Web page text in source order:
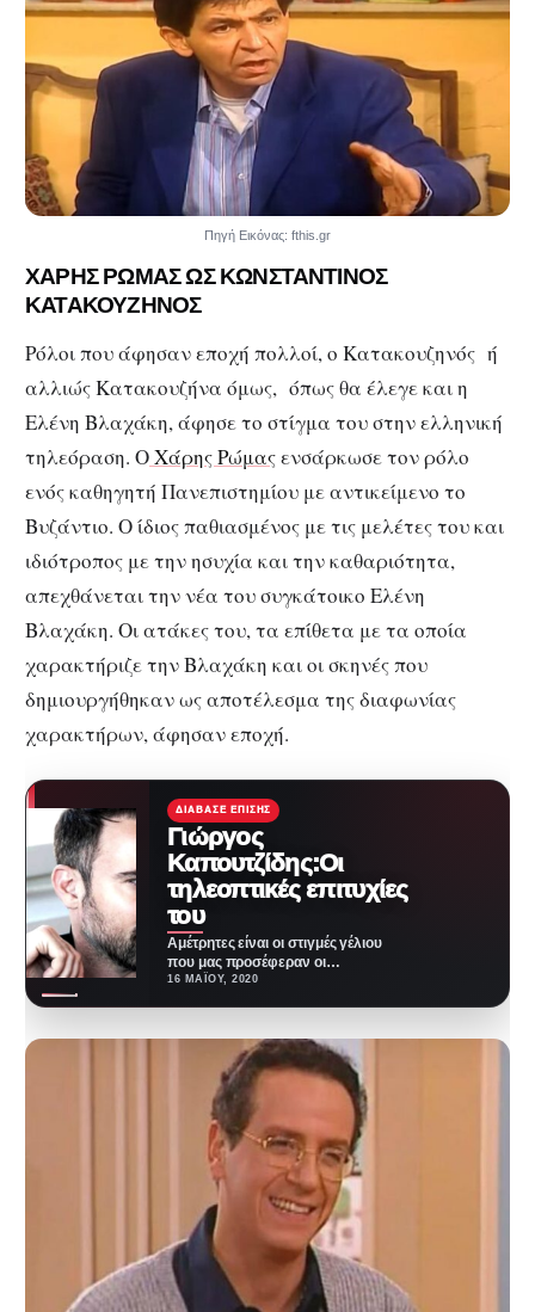
Πηγή Εικόνας: fthis.gr
ΧΑΡΗΣ ΡΩΜΑΣ ΩΣ ΚΩΝΣΤΑΝΤΙΝΟΣ
ΚΑΤΑΚΟΥΖΗΝΟΣ
Ρόλοι που άφησαν εποχή πολλοί, ο Κατακουζηνός ή
αλλιώς Κατακουζήνα όμως, όπως θα έλεγε και η
Ελένη Βλαχάκη, άφησε το στίγμα του στην ελληνική
τηλεόραση. ΟΧάρης Ρώμαςενσάρκωσε τον ρόλο
ενός καθηγητή Πανεπιστημίου με αντικείμενο το
Βυζάντιο. Ο ίδιος παθιασμένος με τις μελέτες του και
ιδιότροπος με την ησυχία και την καθαριότητα,
απεχθάνεται την νέα του συγκάτοικο Ελένη
Βλαχάκη. Οι ατάκες του, τα επίθετα με τα οποία
χαρακτήριζε την Βλαχάκη και οι σκηνές που
δημιουργήθηκαν ως αποτέλεσμα της διαφωνίας
χαρακτήρων, άφησαν εποχή.
ΔΙΆΒΑΣΕ ΕΠΊΣΗΣ
Γιώργος
Καπουτζίδης:Οι
τηλεοπτικές επιτυχίες
του
Αμέτρητες είναι οι στιγμές γέλιου
που μας προσέφεραν οι
τηλεοπτικές σειρές του Γιώργου
16 ΜΑΪ́ΟΥ, 2020